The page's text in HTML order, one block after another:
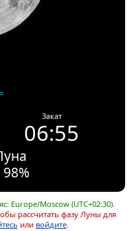
Закат
06:55
Europe/Moscow (UTC+02:30).
рассчитать фазу Луны для
или войдите.